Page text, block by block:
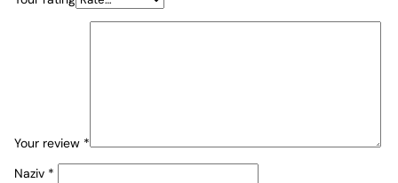
Your review *
Naziv *